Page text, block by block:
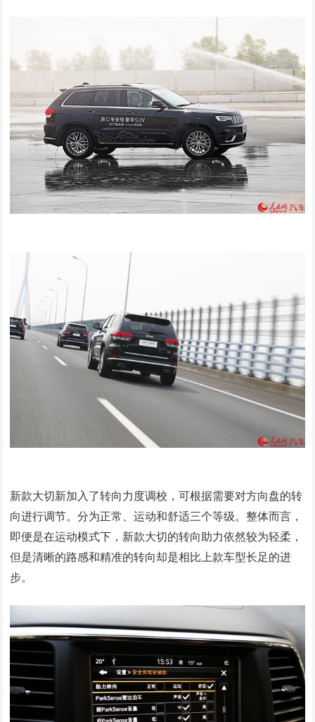
新款大切新加入了转向力度调校，可根据需要对方向盘的转
向进行调节。分为正常、运动和舒适三个等级。整体而言，
即便是在运动模式下，新款大切的转向助力依然较为轻柔，
但是清晰的路感和精准的转向却是相比上款车型长足的进
步。